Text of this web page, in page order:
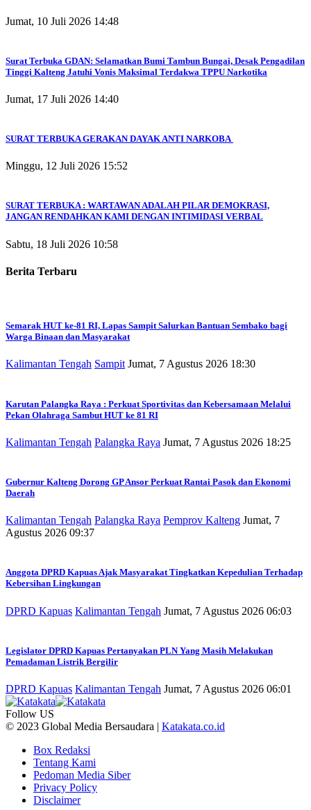
Jumat, 10 Juli 2026 14:48
Surat Terbuka GDAN: Selamatkan Bumi Tambun Bungai, Desak Pengadilan
Tinggi Kalteng Jatuhi Vonis Maksimal Terdakwa TPPU Narkotika
Jumat, 17 Juli 2026 14:40
SURAT TERBUKA GERAKAN DAYAK ANTI NARKOBA
Minggu, 12 Juli 2026 15:52
SURAT TERBUKA : WARTAWAN ADALAH PILAR DEMOKRASI,
JANGAN RENDAHKAN KAMI DENGAN INTIMIDASI VERBAL
Sabtu, 18 Juli 2026 10:58
Berita Terbaru
Semarak HUT ke-81 RI, Lapas Sampit Salurkan Bantuan Sembako bagi
Warga Binaan dan Masyarakat
Kalimantan Tengah Sampit Jumat, 7 Agustus 2026 18:30
Karutan Palangka Raya : Perkuat Sportivitas dan Kebersamaan Melalui
Pekan Olahraga Sambut HUT ke 81 RI
Kalimantan Tengah Palangka Raya Jumat, 7 Agustus 2026 18:25
Gubernur Kalteng Dorong GP Ansor Perkuat Rantai Pasok dan Ekonomi
Daerah
Kalimantan Tengah Palangka Raya Pemprov Kalteng Jumat, 7
Agustus 2026 09:37
Anggota DPRD Kapuas Ajak Masyarakat Tingkatkan Kepedulian Terhadap
Kebersihan Lingkungan
DPRD Kapuas Kalimantan Tengah Jumat, 7 Agustus 2026 06:03
Legislator DPRD Kapuas Pertanyakan PLN Yang Masih Melakukan
Pemadaman Listrik Bergilir
DPRD Kapuas Kalimantan Tengah Jumat, 7 Agustus 2026 06:01
Follow US
© 2023 Global Media Bersaudara | Katakata.co.id
Box Redaksi
Tentang Kami
Pedoman Media Siber
Privacy Policy
Disclaimer